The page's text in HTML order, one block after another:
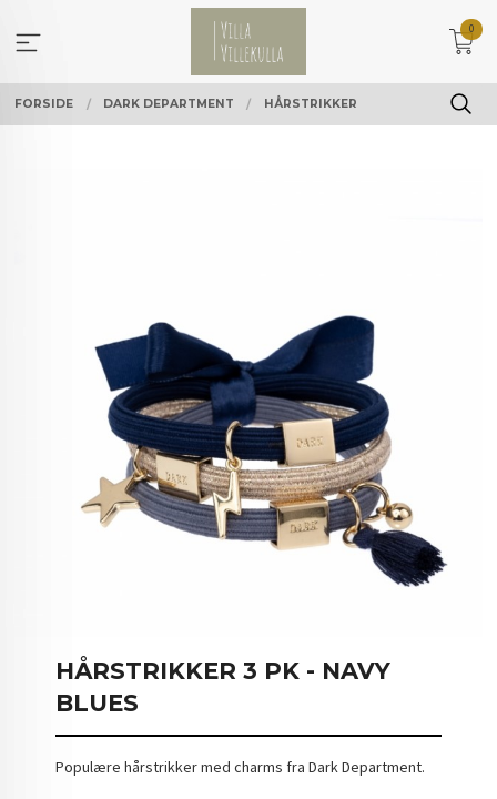
innholdet
0
FORSIDE DARK DEPARTMENT HÅRSTRIKKER
HÅRSTRIKKER 3 PK - NAVY
BLUES
Populære hårstrikker med charms fra Dark Department.